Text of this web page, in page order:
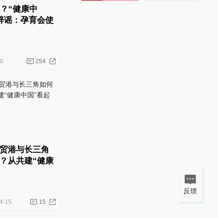
“健康中
谣：孕育会使
254
港与长三角
从共建“健康
15 15
反馈